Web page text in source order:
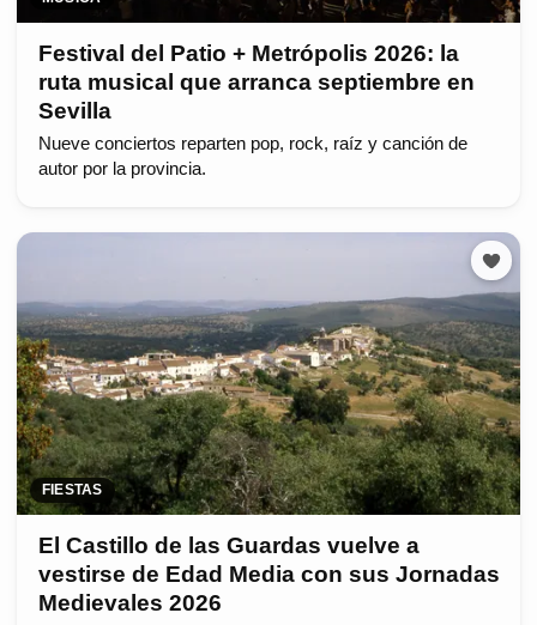
Festival del Patio + Metrópolis 2026: la
ruta musical que arranca septiembre en
Sevilla
Nueve conciertos reparten pop, rock, raíz y canción de
autor por la provincia.
FIESTAS
El Castillo de las Guardas vuelve a
vestirse de Edad Media con sus Jornadas
Medievales 2026